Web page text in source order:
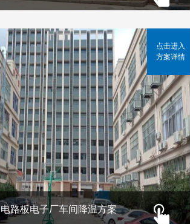
电路板电子厂车间降温方案
点击进入
方案详情